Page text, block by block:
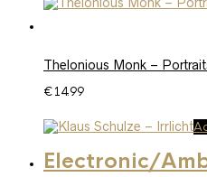
Thelonious Monk –
€14.99
Electronic/